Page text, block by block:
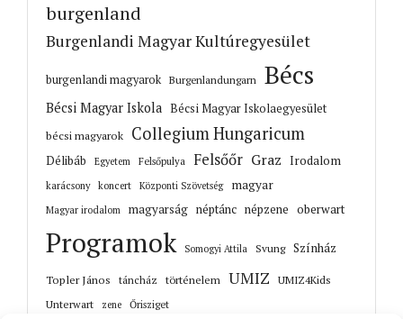
burgenland
Burgenlandi Magyar Kultúregyesület
burgenlandi magyarok Burgenlandungarn Bécs
Bécsi Magyar Iskola Bécsi Magyar Iskolaegyesület
bécsi magyarok Collegium Hungaricum
Délibáb Egyetem Felsőpulya Felsőőr Graz Irodalom
karácsony koncert Központi Szövetség magyar
Magyar irodalom magyarság néptánc népzene oberwart
Programok Somogyi Attila Svung Színház
Topler János táncház történelem UMIZ
UMIZ4Kids
Unterwart
zene Őrisziget